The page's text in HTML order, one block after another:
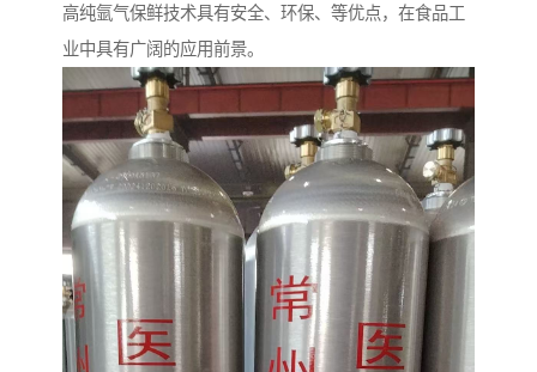
高纯氩气保鲜技术具有安全、环保、等优点，在食品工
业中具有广阔的应用前景。